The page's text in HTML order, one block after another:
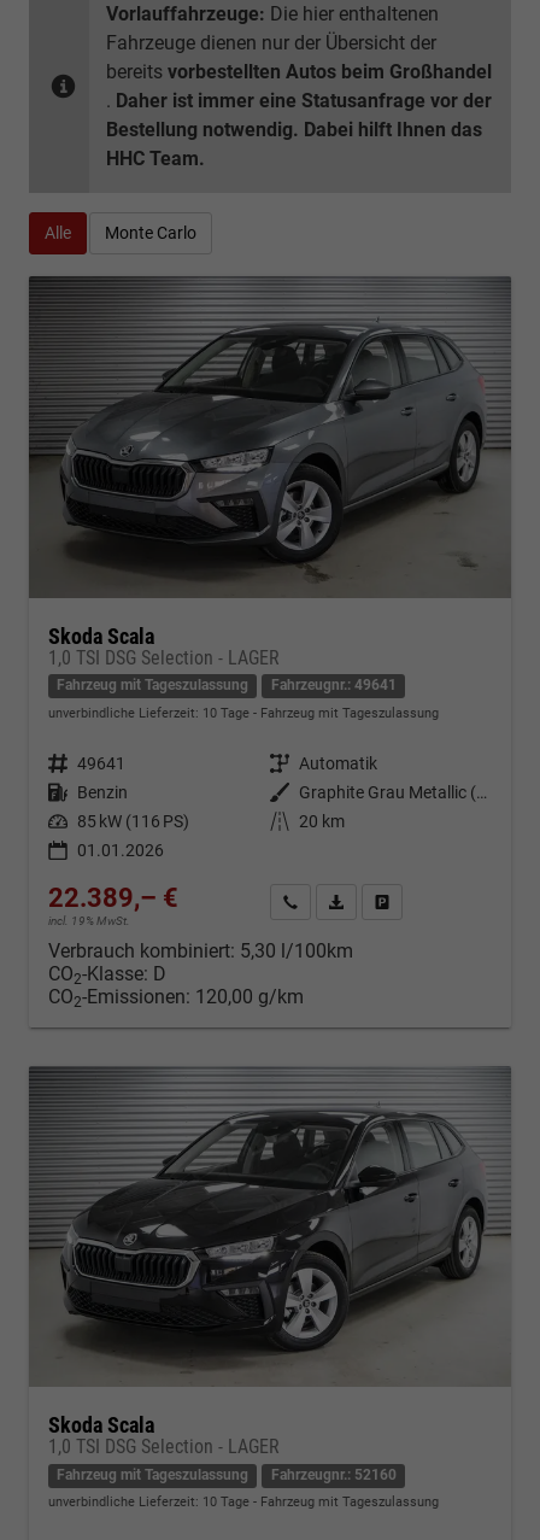
Vorlauffahrzeuge: Die hier enthaltenen
Fahrzeuge dienen nur der Übersicht der
bereits vorbestellten Autos beim Großhandel
. Daher ist immer eine Statusanfrage vor der
Bestellung notwendig. Dabei hilft Ihnen das
HHC Team.
Alle Monte Carlo
Skoda Scala
1,0 TSI DSG Selection - LAGER
Fahrzeug mit Tageszulassung Fahrzeugnr.: 49641
unverbindliche Lieferzeit: 10 Tage Fahrzeug mit Tageszulassung
Fahrzeugnr. 49641 Getriebe Automatik
Kraftstoff Benzin Außenfarbe
Graphite Grau Metallic (5X)
Leistung 85 kW (116 PS) Kilometerstand
20 km
01.01.2026
22.389,– €
incl. 19% MwSt.
Kontakt & Angebot anfordern
PDF-Datei, Fahrzeugexposé
Verbrauch kombiniert: 5,30 l/100km
CO2-Klasse: D
CO2-Emissionen: 120,00 g/km
Skoda Scala
1,0 TSI DSG Selection - LAGER
Fahrzeug mit Tageszulassung Fahrzeugnr.: 52160
unverbindliche Lieferzeit: 10 Tage Fahrzeug mit Tageszulassung